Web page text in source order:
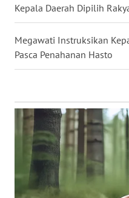
Kepala Daerah Dipilih
Megawati Instruksikan
Pasca Penahanan Hasto
WN
TAPANULI
SELATAN
WN
WN
KARO
WN
SIMALUNGUN